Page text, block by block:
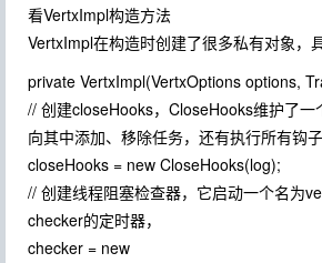
看VertxImpl构造方法
VertxImpl在构造时创建了很多私有对象，
private VertxImpl(VertxOptions options,
// 创建closeHooks，CloseHooks维护了
向其中添加、移除任务，还有执行所有钩
closeHooks = new CloseHooks(log);
// 创建线程阻塞检查器，它启动一个名为
checker的定时器，
checker = new